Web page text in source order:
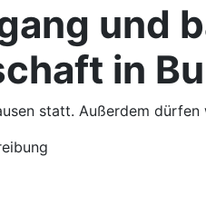
und
in
statt. Außerdem